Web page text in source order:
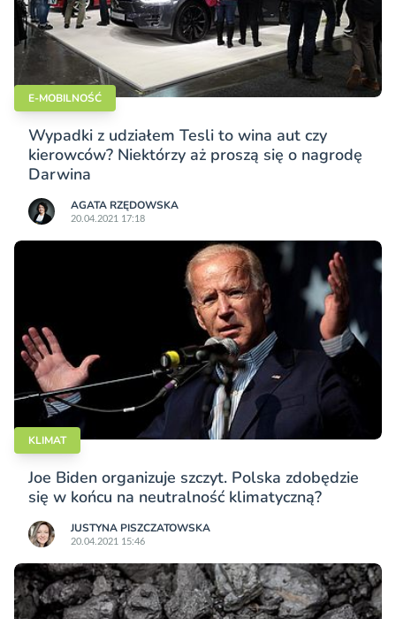
E-MOBILNOŚĆ
Wypadki z udziałem Tesli to wina aut czy
kierowców? Niektórzy aż proszą się o nagrodę
Darwina
AGATA RZĘDOWSKA
20.04.2021 17:18
KLIMAT
Joe Biden organizuje szczyt. Polska zdobędzie
się w końcu na neutralność klimatyczną?
JUSTYNA PISZCZATOWSKA
20.04.2021 15:46